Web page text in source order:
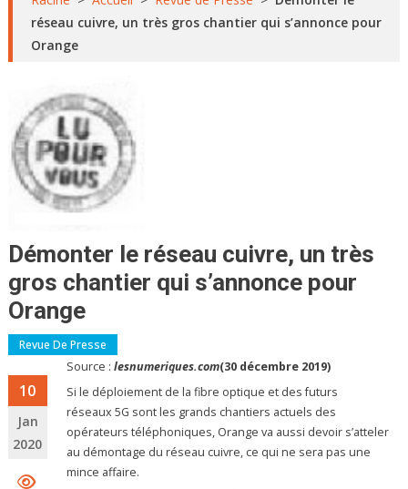
réseau cuivre, un très gros chantier qui s’annonce pour
Orange
Démonter le réseau cuivre, un très
gros chantier qui s’annonce pour
Orange
Revue De Presse
10
Jan
2020
Source :lesnumeriques.com(30 décembre 2019)
Si le déploiement de la fibre optique et des futurs
réseaux 5G sont les grands chantiers actuels des
opérateurs téléphoniques, Orange va aussi devoir s’atteler
au démontage du réseau cuivre, ce qui ne sera pas une
mince affaire.